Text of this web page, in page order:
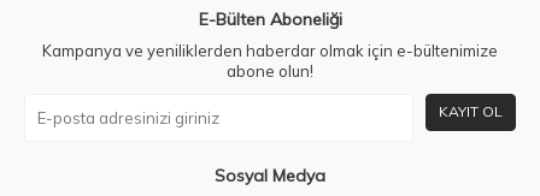
E-Bülten Aboneliği
Kampanya ve yeniliklerden haberdar olmak için e-bültenimize
abone olun!
KAYIT OL
Sosyal Medya